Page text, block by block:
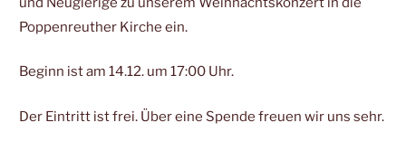
Poppenreuther Kirche ein.
Beginn ist am 14.12. um 17:00 Uhr.
Der Eintritt ist frei. Über eine Spende freuen wir uns sehr.